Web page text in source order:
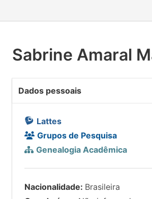
Sabrine Amaral
Dados pessoais
Lattes
Grupos de Pesquisa
Genealogia Acadêmica
Nacionalidade: Brasileira